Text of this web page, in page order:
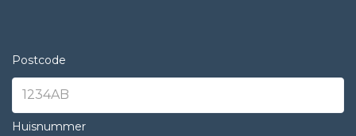
Postcode
Huisnummer